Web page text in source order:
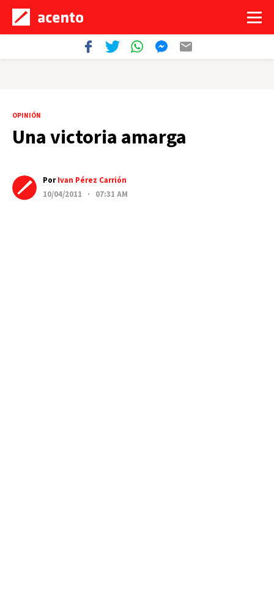
OPINIÓN
Una victoria amarga
PorIvan Pérez Carrión
10/04/2011 · 07:31 AM